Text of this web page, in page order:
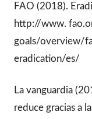
FAO (2018).
http://www.
goals/overview/
eradication/es/
La vanguardia
reduce gracias a